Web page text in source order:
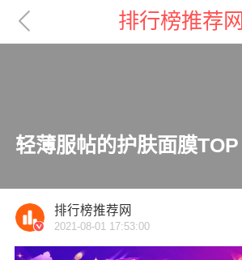
 排行榜推荐网
轻薄服帖的护肤面膜TOP

排行榜推荐网
2021-08-01 17:53:00